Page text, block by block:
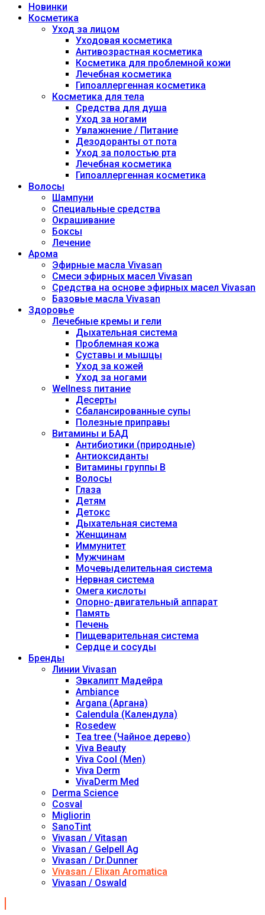
Новинки
Косметика
Уход за лицом
Уходовая косметика
Антивозрастная косметика
Косметика для проблемной кожи
Лечебная косметика
Гипоаллергенная косметика
Косметика для тела
Средства для душа
Уход за ногами
Увлажнение / Питание
Дезодоранты от пота
Уход за полостью рта
Лечебная косметика
Гипоаллергенная косметика
Волосы
Шампуни
Специальные средства
Окрашивание
Боксы
Лечение
Арома
Эфирные масла Vivasan
Смеси эфирных масел Vivasan
Средства на основе эфирных масел Vivasan
Базовые масла Vivasan
Здоровье
Лечебные кремы и гели
Дыхательная система
Проблемная кожа
Суставы и мышцы
Уход за кожей
Уход за ногами
Wellness питание
Десерты
Сбалансированные супы
Полезные приправы
Витамины и БАД
Антибиотики (природные)
Антиоксиданты
Витамины группы В
Волосы
Глаза
Детям
Детокс
Дыхательная система
Женщинам
Иммунитет
Мужчинам
Мочевыделительная система
Нервная система
Омега кислоты
Опорно-двигательный аппарат
Память
Печень
Пищеварительная система
Сердце и сосуды
Бренды
Линии Vivasan
Эвкалипт Мадейра
Ambiance
Argana (Аргана)
Calendula (Календула)
Rosedew
Tea tree (Чайное дерево)
Viva Beauty
Viva Cool (Men)
Viva Derm
VivaDerm Med
Derma Science
Cosval
Migliorin
SanoTint
Vivasan / Vitasan
Vivasan / Gelpell Ag
Vivasan / Dr.Dunner
Vivasan / Elixan Aromatica
Vivasan / Oswald